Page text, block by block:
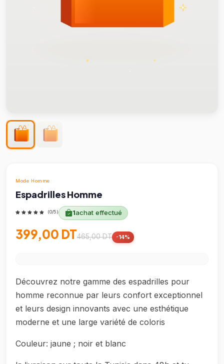
Mode Homme
Espadrilles Homme
(0/5) 1achat effectué
399,00 DT465,00 DT -14%
Découvrez notre gamme des espadrilles pour
homme reconnue par leurs confort exceptionnel
et leurs design innovants avec une esthétique
moderne et une large variété de coloris
Couleur: jaune ; noir et blanc